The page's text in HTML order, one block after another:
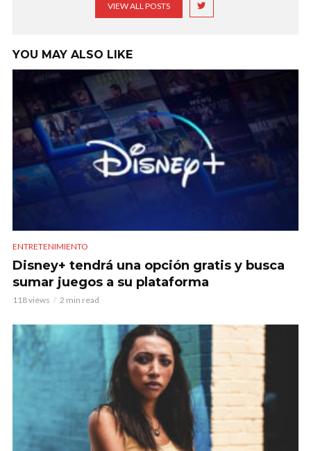
VIEW ALL POSTS
YOU MAY ALSO LIKE
ENTRETENIMIENTO
Disney+ tendrá una opción gratis y busca
sumar juegos a su plataforma
118 views 2 min read